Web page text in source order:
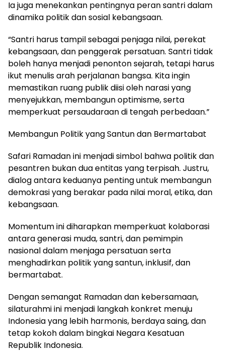
Ia juga menekankan pentingnya peran santri dalam
dinamika politik dan sosial kebangsaan.
“Santri harus tampil sebagai penjaga nilai, perekat
kebangsaan, dan penggerak persatuan. Santri tidak
boleh hanya menjadi penonton sejarah, tetapi harus
ikut menulis arah perjalanan bangsa. Kita ingin
memastikan ruang publik diisi oleh narasi yang
menyejukkan, membangun optimisme, serta
memperkuat persaudaraan di tengah perbedaan.”
Membangun Politik yang Santun dan Bermartabat
Safari Ramadan ini menjadi simbol bahwa politik dan
pesantren bukan dua entitas yang terpisah. Justru,
dialog antara keduanya penting untuk membangun
demokrasi yang berakar pada nilai moral, etika, dan
kebangsaan.
Momentum ini diharapkan memperkuat kolaborasi
antara generasi muda, santri, dan pemimpin
nasional dalam menjaga persatuan serta
menghadirkan politik yang santun, inklusif, dan
bermartabat.
Dengan semangat Ramadan dan kebersamaan,
silaturahmi ini menjadi langkah konkret menuju
Indonesia yang lebih harmonis, berdaya saing, dan
tetap kokoh dalam bingkai Negara Kesatuan
Republik Indonesia.